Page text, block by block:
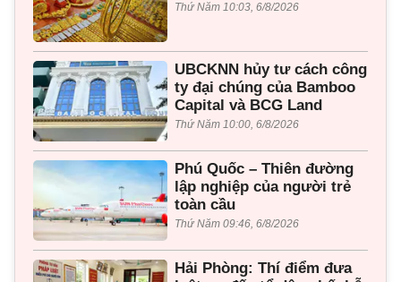
Thứ Năm 10:03, 6/8/2026
UBCKNN hủy tư cách công
ty đại chúng của Bamboo
Capital và BCG Land
Thứ Năm 10:00, 6/8/2026
Phú Quốc – Thiên đường
lập nghiệp của người trẻ
toàn cầu
Thứ Năm 09:46, 6/8/2026
Hải Phòng: Thí điểm đưa